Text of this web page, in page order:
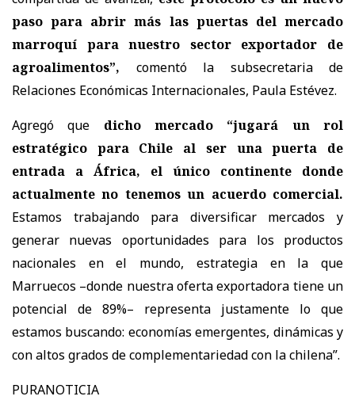
paso para abrir más las puertas del mercado
marroquí para nuestro sector exportador de
agroalimentos”, comentó la subsecretaria de
Relaciones Económicas Internacionales, Paula Estévez.
Agregó que dicho mercado “jugará un rol
estratégico para Chile al ser una puerta de
entrada a África, el único continente donde
actualmente no tenemos un acuerdo comercial.
Estamos trabajando para diversificar mercados y
generar nuevas oportunidades para los productos
nacionales en el mundo, estrategia en la que
Marruecos –donde nuestra oferta exportadora tiene un
potencial de 89%– representa justamente lo que
estamos buscando: economías emergentes, dinámicas y
con altos grados de complementariedad con la chilena”.
PURANOTICIA